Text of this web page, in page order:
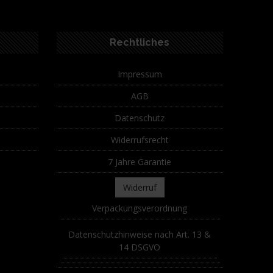
Rechtliches
Impressum
AGB
Datenschutz
Widerrufsrecht
7 Jahre Garantie
Widerruf
Verpackungsverordnung
Datenschutzhinweise nach Art. 13 &
14 DSGVO